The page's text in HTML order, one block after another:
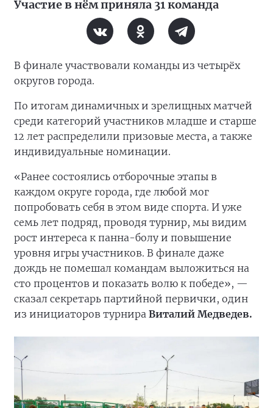
Участие в нём приняла 31 команда
В финале участвовали команды из четырёх
округов города.
По итогам динамичных и зрелищных матчей
среди категорий участников младше и старше
12 лет распределили призовые места, а также
индивидуальные номинации.
«Ранее состоялись отборочные этапы в
каждом округе города, где любой мог
попробовать себя в этом виде спорта. И уже
семь лет подряд, проводя турнир, мы видим
рост интереса к панна-болу и повышение
уровня игры участников. В финале даже
дождь не помешал командам выложиться на
сто процентов и показать волю к победе», —
сказал секретарь партийной первички, один
из инициаторов турнира Виталий Медведев.